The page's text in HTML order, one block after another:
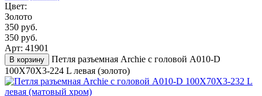
Цвет:
Золото
350 руб.
350 руб.
Арт: 41901
В корзину
Петля разъемная Archie с головой A010-D
100X70X3-224 L левая (золото)